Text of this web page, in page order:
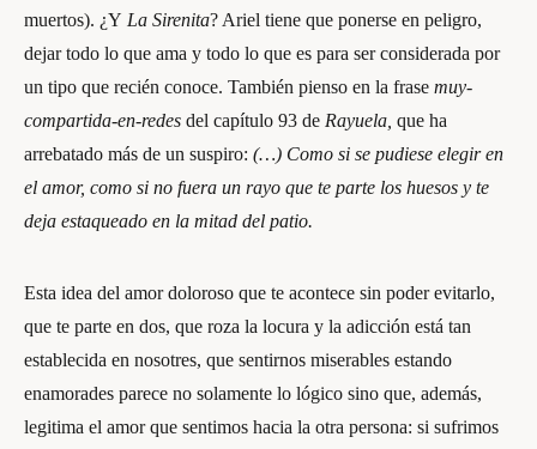
muertos). ¿Y La Sirenita? Ariel tiene que ponerse en peligro,
dejar todo lo que ama y todo lo que es para ser considerada por
un tipo que recién conoce. También pienso en la frase muy-
compartida-en-redes del capítulo 93 de Rayuela, que ha
arrebatado más de un suspiro: (…) Como si se pudiese elegir en
el amor, como si no fuera un rayo que te parte los huesos y te
deja estaqueado en la mitad del patio.
Esta idea del amor doloroso que te acontece sin poder evitarlo,
que te parte en dos, que roza la locura y la adicción está tan
establecida en nosotres, que sentirnos miserables estando
enamorades parece no solamente lo lógico sino que, además,
legitima el amor que sentimos hacia la otra persona: si sufrimos